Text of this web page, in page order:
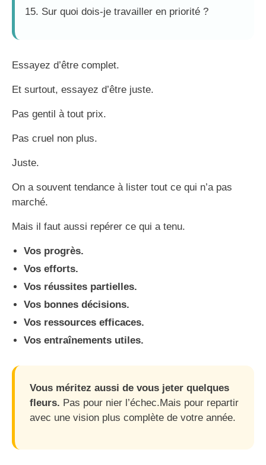
Sur quoi dois-je travailler en priorité ?
Essayez d’être complet.
Et surtout, essayez d’être juste.
Pas gentil à tout prix.
Pas cruel non plus.
Juste.
On a souvent tendance à lister tout ce qui n’a pas
marché.
Mais il faut aussi repérer ce qui a tenu.
Vos progrès.
Vos efforts.
Vos réussites partielles.
Vos bonnes décisions.
Vos ressources efficaces.
Vos entraînements utiles.
Vous méritez aussi de vous jeter quelques
fleurs. Pas pour nier l’échec.Mais pour repartir
avec une vision plus complète de votre année.